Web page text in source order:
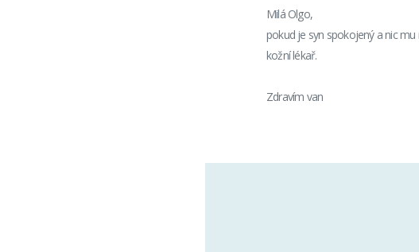
Milá Olgo,
pokud je syn spokojený a nic mu
kožní lékař.
Zdravím van